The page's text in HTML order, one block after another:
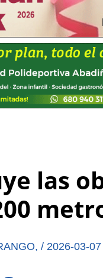
las
, / 2026-03-07